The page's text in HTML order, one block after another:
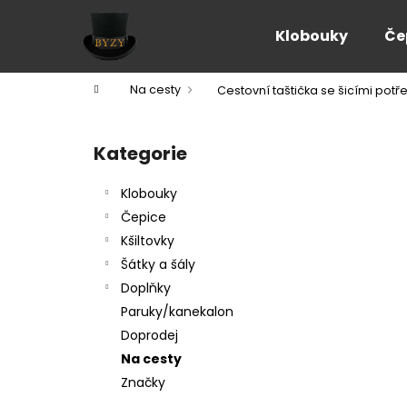
Klobouky
Domů
Na cesty Cestovní taštička se šicími
Přeskočit
kategorie
Kategorie
Klobouky
Čepice
Kšiltovky
Šátky a šály
Doplňky
Paruky/kanekalon
Doprodej
Na cesty
Značky
í
Zpět
do
Zpět
do